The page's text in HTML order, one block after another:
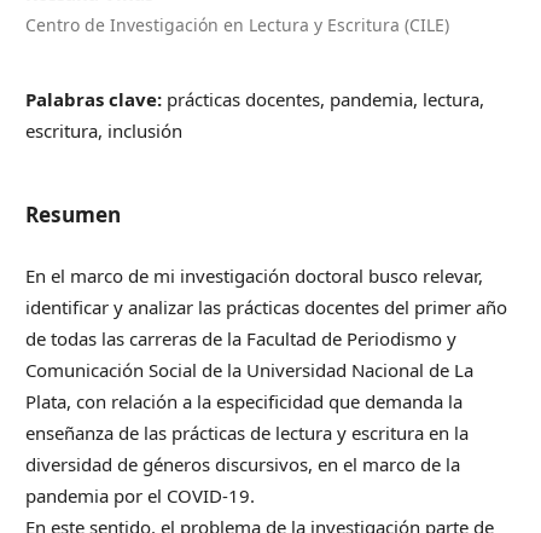
Centro de Investigación en Lectura y Escritura (CILE)
Palabras clave: prácticas docentes, pandemia, lectura,
escritura, inclusión
Resumen
En el marco de mi investigación doctoral busco relevar,
identificar y analizar las prácticas docentes del primer año
de todas las carreras de la Facultad de Periodismo y
Comunicación Social de la Universidad Nacional de La
Plata, con relación a la especificidad que demanda la
enseñanza de las prácticas de lectura y escritura en la
diversidad de géneros discursivos, en el marco de la
pandemia por el COVID-19.
En este sentido, el problema de la investigación parte de